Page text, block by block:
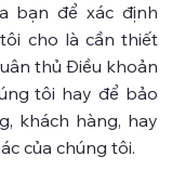
bạn để xác định
cho là cần thiết
thủ Điều khoản
tôi hay để bảo
khách hàng, hay
của chúng tôi.